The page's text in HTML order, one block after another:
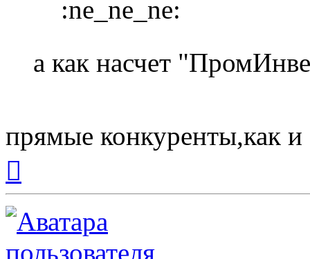
а как насчет
прямые конкуренты,как и
началу